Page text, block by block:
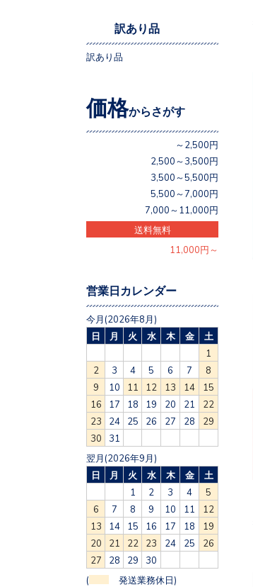
訳あり品
訳あり品
価格からさがす
～2,500円
2,500～3,500円
3,500～5,500円
5,500～7,000円
7,000～11,000円
送料無料
11,000円～
営業日カレンダー
今月(2026年8月)
日
月 火 水 木 金
土
1
2
3 4 5 6 7
8
9
10 11 12 13 14
15
16
17 18 19 20 21
22
23
24 25 26 27 28
29
30
31
翌月(2026年9月)
日
月 火 水 木 金
土
1
2 3 4
5
6
7 8 9 10 11
12
13
14 15 16 17 18
19
20
21 22 23 24 25
26
27
28 29 30
( 発送業務休日)